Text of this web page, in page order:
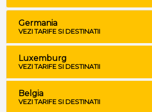
Germania
VEZI TARIFE SI DESTINATII
Luxemburg
VEZI TARIFE SI DESTINATII
Belgia
VEZI TARIFE SI DESTINATII